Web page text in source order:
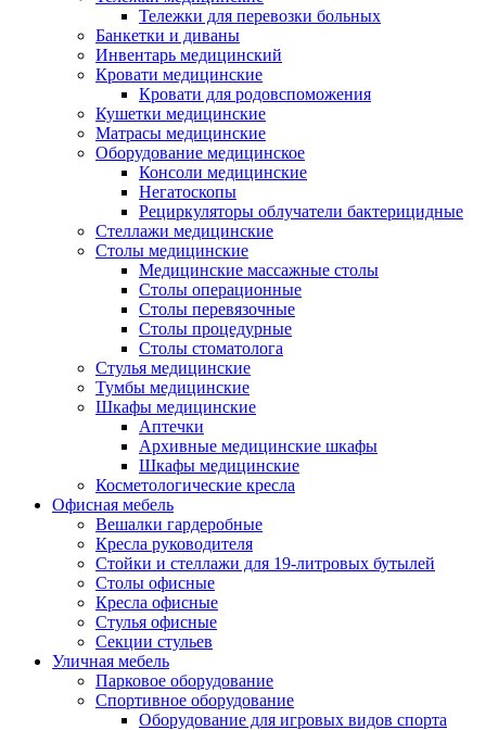
Тележки для перевозки больных
Банкетки и диваны
Инвентарь медицинский
Кровати медицинские
Кровати для родовспоможения
Кушетки медицинские
Матраcы медицинские
Оборудование медицинское
Консоли медицинские
Негатоскопы
Рециркуляторы облучатели бактерицидные
Стеллажи медицинские
Столы медицинские
Медицинские массажные столы
Столы операционные
Столы перевязочные
Столы процедурные
Столы стоматолога
Стулья медицинские
Тумбы медицинские
Шкафы медицинские
Аптечки
Архивные медицинские шкафы
Шкафы медицинские
Косметологические кресла
Офисная мебель
Вешалки гардеробные
Кресла руководителя
Стойки и стеллажи для 19-литровых бутылей
Столы офисные
Кресла офисные
Стулья офисные
Секции стульев
Уличная мебель
Парковое оборудование
Спортивное оборудование
Оборудование для игровых видов спорта